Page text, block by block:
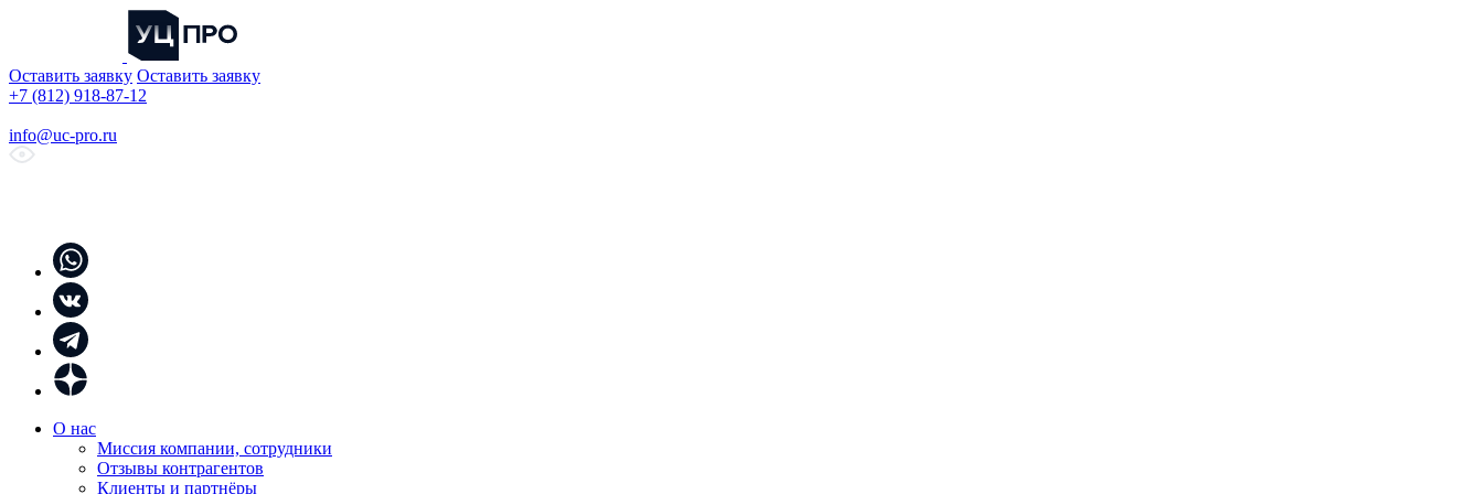
Оставить заявку Оставить заявку
+7 (812) 918-87-12
info@uc-pro.ru
О нас
Миссия компании, сотрудники
Отзывы контрагентов
Клиенты и партнёры